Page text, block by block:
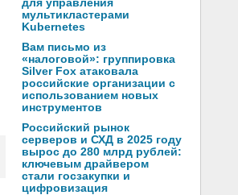
для управления
мультикластерами
Kubernetes
Вам письмо из
«налоговой»: группировка
Silver Fox атаковала
российские организации с
использованием новых
инструментов
Российский рынок
серверов и СХД в 2025 году
вырос до 280 млрд рублей:
ключевым драйвером
стали госзакупки и
цифровизация